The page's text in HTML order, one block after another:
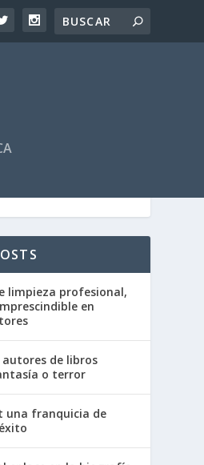
limpieza profesional,
en
autores de libros
o terror
una franquicia de